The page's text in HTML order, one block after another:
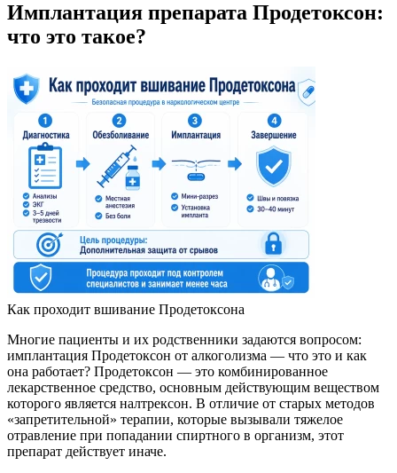
Имплантация препарата Продетоксон:
что это такое?
Как проходит вшивание Продетоксона
Многие пациенты и их родственники задаются вопросом:
имплантация Продетоксон от алкоголизма — что это и как
она работает? Продетоксон — это комбинированное
лекарственное средство, основным действующим веществом
которого является налтрексон. В отличие от старых методов
«запретительной» терапии, которые вызывали тяжелое
отравление при попадании спиртного в организм, этот
препарат действует иначе.